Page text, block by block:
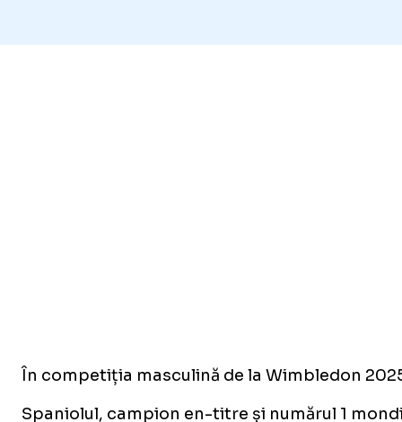
În competiția masculină de la Wimbledon
Spaniolul, campion en-titre și numărul 1